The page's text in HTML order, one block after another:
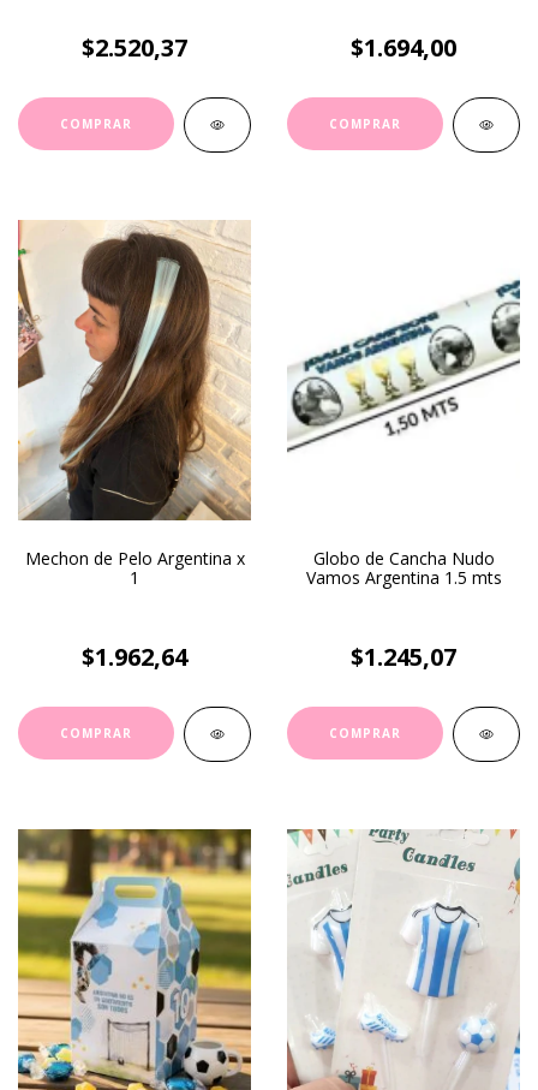
$2.520,37 $1.694,00
Mechon de Pelo Argentina x
1
$1.962,64
Globo de Cancha Nudo
Vamos Argentina 1.5 mts
$1.245,07